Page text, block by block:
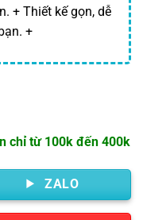
+ Thiết kế gọn, dễ
+
chỉ từ 100k đến 400k
ZALO